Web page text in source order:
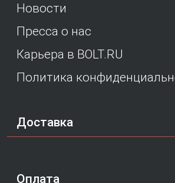
Новости
Пресса о нас
Карьера в BOLT.RU
Политика
Доставка
Оплата